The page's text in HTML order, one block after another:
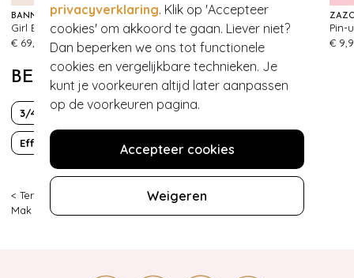
privacyverklaring. Klik op 'Accepteer
cookies' om akkoord te gaan. Liever niet?
Dan beperken we ons tot functionele
cookies en vergelijkbare technieken. Je
kunt je voorkeuren altijd later aanpassen
op de voorkeuren pagina.
Accepteer cookies
Weigeren
BANNED RETRO
Girl Boss broek in zwart
€ 69,95
575
€ 129,95 € 64,95
Pin-
€
BEKIJK MEER VAN
3/4 mouw 50s
Effen
< Terug Kleding >Bolero's & Capes
Mak Sweater